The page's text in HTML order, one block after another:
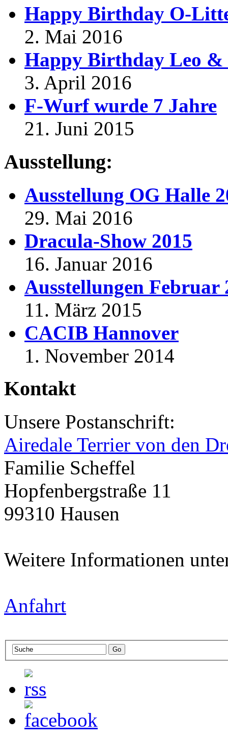
Happy Birthday O-
2. Mai 2016
Happy Birthday Leo &
3. April 2016
F-Wurf wurde 7 Jahre
21. Juni 2015
Ausstellung:
Ausstellung OG Halle
29. Mai 2016
Dracula-Show 2015
16. Januar 2016
Ausstellungen Februar
11. März 2015
CACIB Hannover
1. November 2014
Kontakt
Unsere Postanschrift:
Airedale Terrier von den
Familie Scheffel
Hopfenbergstraße 11
99310 Hausen
Weitere Informationen
Anfahrt